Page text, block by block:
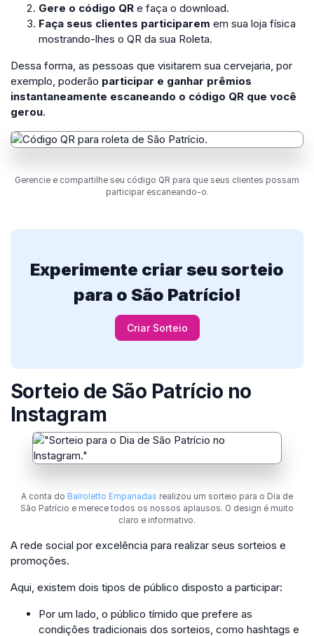
Gere o código QR e faça o download.
Faça seus clientes participarem em sua loja física
mostrando-lhes o QR da sua Roleta.
Dessa forma, as pessoas que visitarem sua cervejaria, por
exemplo, poderão participar e ganhar prêmios
instantaneamente escaneando o código QR que você
gerou.
Gerencie e compartilhe seu código QR para que seus clientes possam
participar escaneando-o.
Experimente criar seu sorteio
para o São Patrício!
Criar Sorteio
Sorteio de São Patrício no
Instagram
A conta do Bairoletto Empanadas realizou um sorteio para o Dia de
São Patrício e merece todos os nossos aplausos. O design é muito
claro e informativo.
A rede social por excelência para realizar seus sorteios e
promoções.
Aqui, existem dois tipos de público disposto a participar:
Por um lado, o público tímido que prefere as
condições tradicionais dos sorteios, como hashtags e